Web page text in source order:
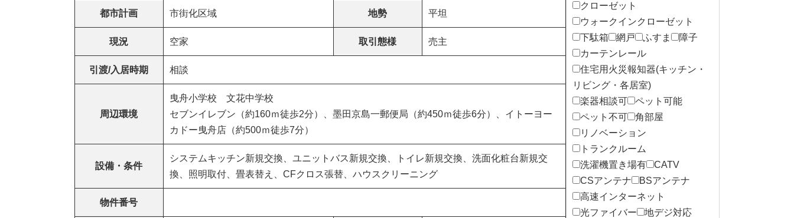
都市計画 市街化区域 地勢 平坦
現況 空家 取引態様 売主
引渡/入居時期 相談
周辺環境
曳舟小学校 文花中学校
セブンイレブン（約160ｍ徒歩2分）、墨田京島一郵便局（約450ｍ徒歩6分）、イトーヨー
カドー曳舟店（約500ｍ徒歩7分）
設備・条件
システムキッチン新規交換、ユニットバス新規交換、トイレ新規交換、洗面化粧台新規交
換、照明取付、畳表替え、CFクロス張替、ハウスクリーニング
物件番号
クローゼット
ウォークインクローゼット
下駄箱
網戸 ふすま
障子
カーテンレール
住宅用火災報知器(キッチン・
リビング・各居室)
楽器相談可
ペット可能
ペット不可
角部屋
リノベーション
トランクルーム
洗濯機置き場有
CATV
CSアンテナ
BSアンテナ
高速インターネット
光ファイバー
地デジ対応